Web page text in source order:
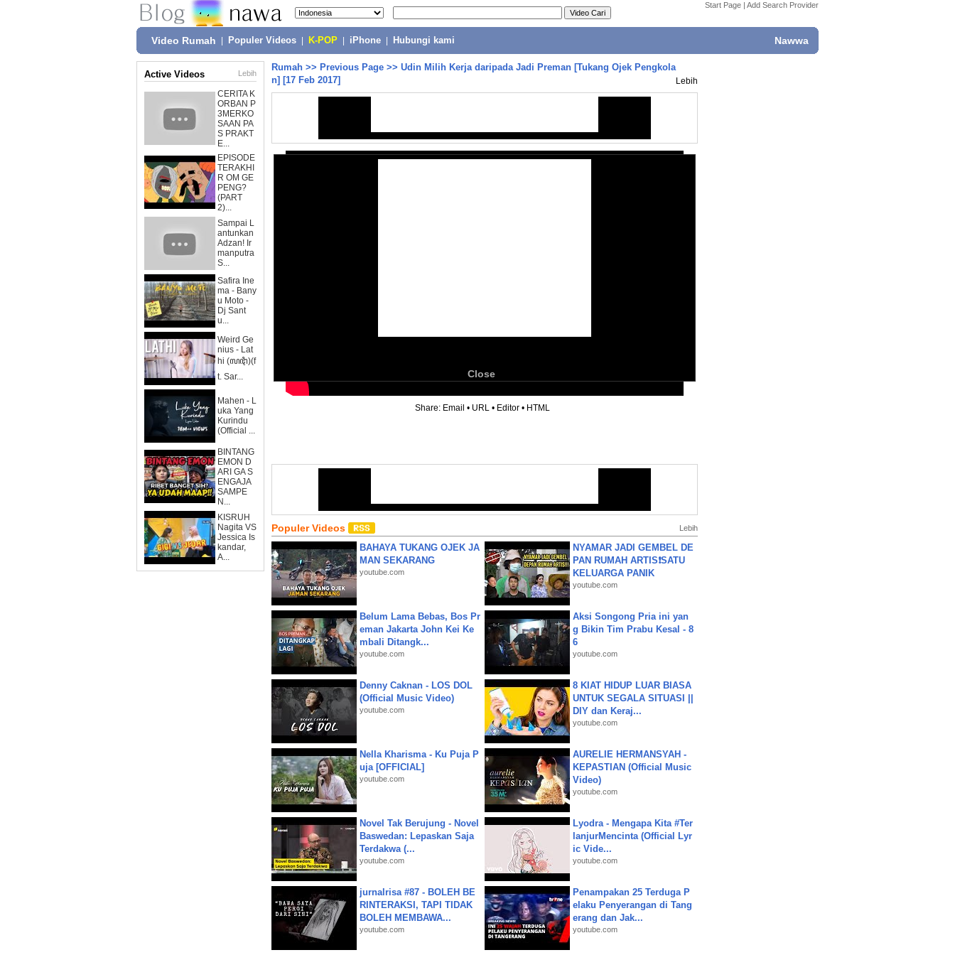
Start Page | Add Search Provider
Video Rumah Populer Videos K-POP iPhone Hubungi kami Nawwa
Active Videos Lebih
CERITA K
ORBAN P
3MERKO
SAAN PA
S PRAKT
E...
EPISODE
TERAKHI
R OM GE
PENG?
(PART
2)...
Sampai L
antunkan
Adzan! Ir
manputra
S...
Safira Ine
ma - Bany
u Moto -
Dj Sant
u...
Weird Ge
nius - Lat
hi (ꦭꦛꦶ)(f
t. Sar...
Mahen - L
uka Yang
Kurindu
(Official ...
BINTANG
EMON D
ARI GA S
ENGAJA
SAMPE
N...
KISRUH
Nagita VS
Jessica Is
kandar,
A...
Rumah >> Previous Page >> Udin Milih Kerja daripada Jadi Preman [Tukang Ojek Pengkola
n] [17 Feb 2017]
Lebih
Close
Share: Email • URL • Editor • HTML
Populer Videos Lebih
BAHAYA TUKANG OJEK JA
MAN SEKARANG
youtube.com
NYAMAR JADI GEMBEL DE
PAN RUMAH ARTIS❗SATU
KELUARGA PANIK
youtube.com
Belum Lama Bebas, Bos Pr
eman Jakarta John Kei Ke
mbali Ditangk...
youtube.com
Aksi Songong Pria ini yan
g Bikin Tim Prabu Kesal - 8
6
youtube.com
Denny Caknan - LOS DOL
(Official Music Video)
youtube.com
8 KIAT HIDUP LUAR BIASA
UNTUK SEGALA SITUASI ||
DIY dan Keraj...
youtube.com
Nella Kharisma - Ku Puja P
uja [OFFICIAL]
youtube.com
AURELIE HERMANSYAH -
KEPASTIAN (Official Music
Video)
youtube.com
Novel Tak Berujung - Novel
Baswedan: Lepaskan Saja
Terdakwa (...
youtube.com
Lyodra - Mengapa Kita #Ter
lanjurMencinta (Official Lyr
ic Vide...
youtube.com
jurnalrisa #87 - BOLEH BE
RINTERAKSI, TAPI TIDAK
BOLEH MEMBAWA...
youtube.com
Penampakan 25 Terduga P
elaku Penyerangan di Tang
erang dan Jak...
youtube.com